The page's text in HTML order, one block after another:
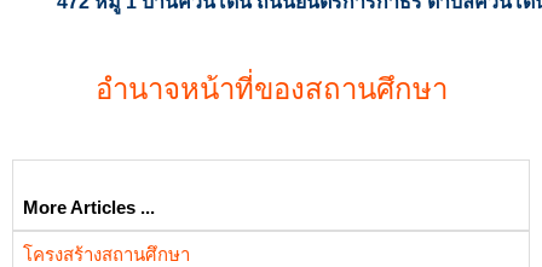
อำนาจหน้าที่ของสถานศึกษา
More Articles ...
โครงสร้างสถานศึกษา